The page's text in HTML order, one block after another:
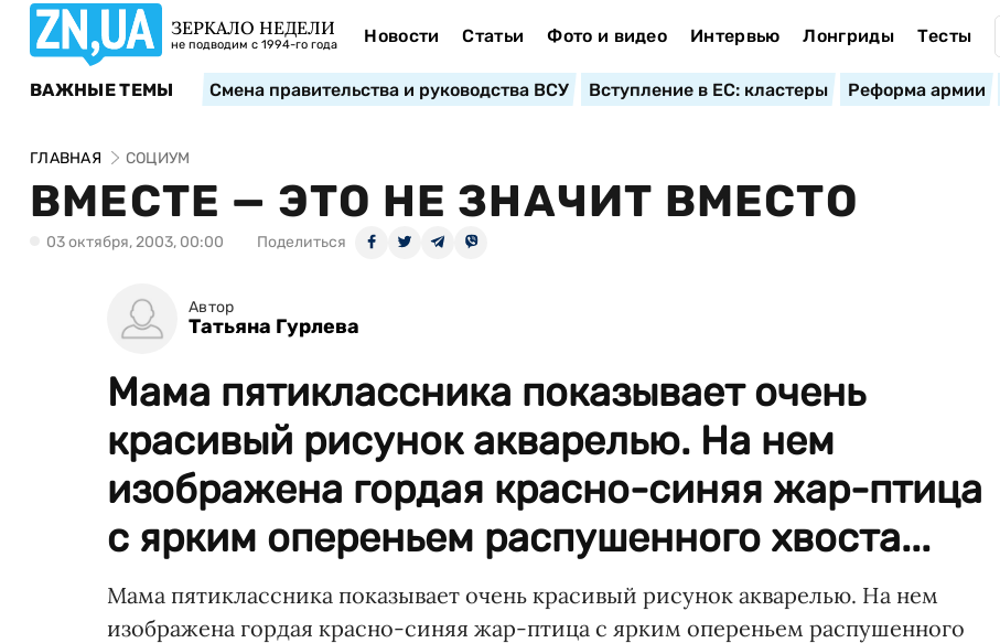
ЗЕРКАЛО НЕДЕЛИ
не подводим с 1994-го года Новости Статьи Фото и видео Интервью Лонгриды Тесты
ВАЖНЫЕ ТЕМЫ Смена правительства и руководства ВСУ Вступление в ЕС: кластеры Реформа армии
ГЛАВНАЯ СОЦИУМ
ВМЕСТЕ — ЭТО НЕ ЗНАЧИТ ВМЕСТО
03 октября, 2003, 00:00 Поделиться
Автор
Татьяна Гурлева
Мама пятиклассника показывает очень
красивый рисунок акварелью. На нем
изображена гордая красно-синяя жар-птица
с ярким опереньем распушенного хвоста...
Мама пятиклассника показывает очень красивый рисунок акварелью. На нем
изображена гордая красно-синяя жар-птица с ярким опереньем распушенного